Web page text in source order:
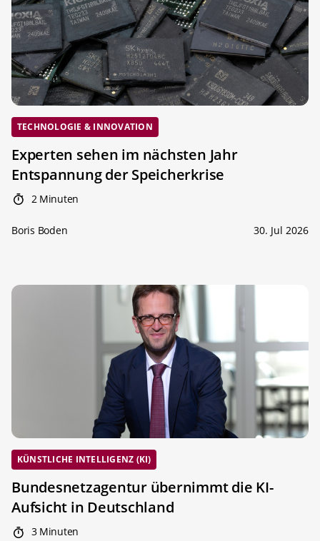
TECHNOLOGIE & INNOVATION
Experten sehen im nächsten Jahr
Entspannung der Speicherkrise
2 Minuten
Boris Boden 30. Jul 2026
KÜNSTLICHE INTELLIGENZ (KI)
Bundesnetzagentur übernimmt die KI-
Aufsicht in Deutschland
3 Minuten